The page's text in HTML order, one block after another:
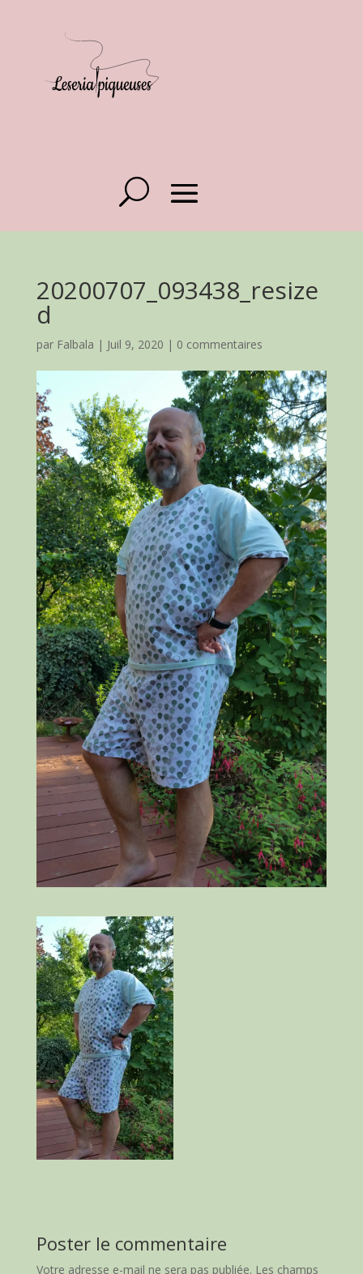
20200707_093438_resize
d
par Falbala | Juil 9, 2020 | 0 commentaires
Poster le commentaire
Votre adresse e-mail ne sera pas publiée. Les champs